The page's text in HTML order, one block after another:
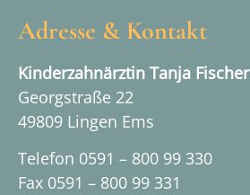
Adresse & Kontakt
Kinderzahnärztin Tanja Fischer
Georgstraße 22
49809 Lingen Ems
Telefon 0591 – 800 99 330
Fax 0591 – 800 99 331